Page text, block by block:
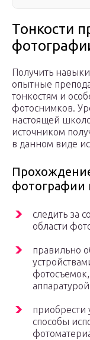
Тонкости
Получить
опытные
тонкостям и
фотоснимков.
настоящей
источником
в данном виде
фотографии
следить за
области
правильно
приобрести
способы